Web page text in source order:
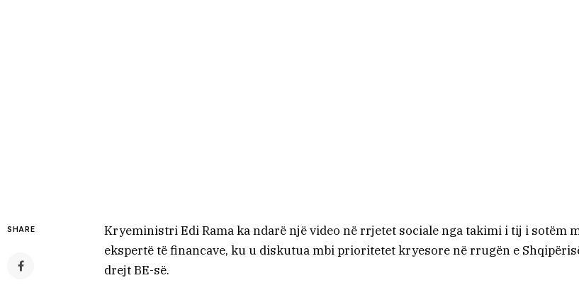
SHARE
Kryeministri Edi Rama ka ndarë një video në rrjetet sociale nga takimi i tij i sotëm
ekspertë të financave, ku u diskutua mbi prioritetet kryesore në rrugën e
drejt BE-së.